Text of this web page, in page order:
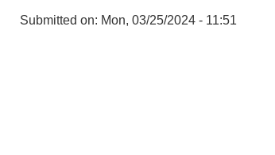
Submitted on: Mon, 03/25/2024 - 11:51